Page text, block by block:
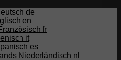
de
en
Französisch fr
it
es
Niederländisch nl